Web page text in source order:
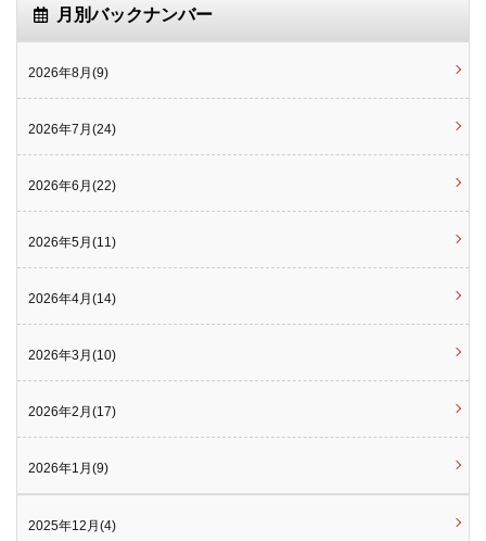
月別バックナンバー
2026年8月(9)
2026年7月(24)
2026年6月(22)
2026年5月(11)
2026年4月(14)
2026年3月(10)
2026年2月(17)
2026年1月(9)
2025年12月(4)